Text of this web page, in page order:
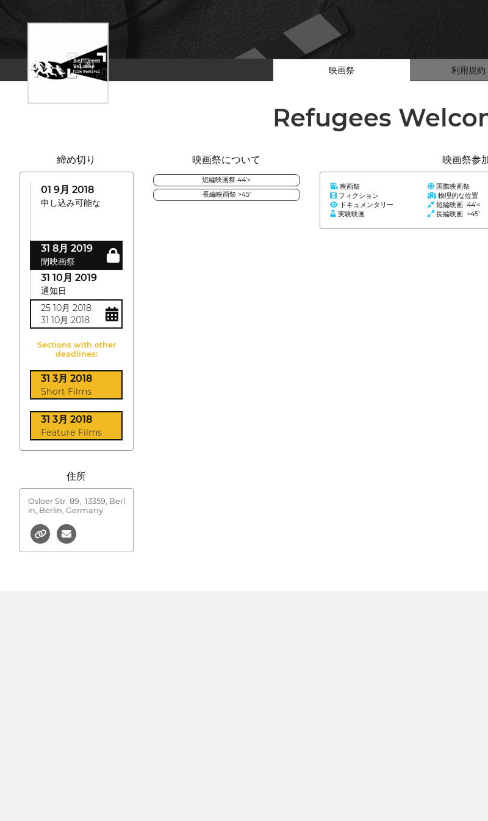
映画祭 利用規約
Refugees
締め切り
01 9月 2018
申し込み可能な
31 8月 2019
閉映画祭
31 10月 2019
通知日
25 10月 2018
31 10月 2018
Sections with other
deadlines:
31 3月 2018
Short Films
31 3月 2018
Feature Films
住所
Osloer Str. 89,
13359, Berl
in, Berlin, Germany
映画祭について
短編映画祭 44'<
長編映画祭 >45'
映画祭参
映画祭
フィクション
ドキュメンタリー
実験映画
国際映画祭
物理的な位置
短編映画 44'<
長編映画 >45'